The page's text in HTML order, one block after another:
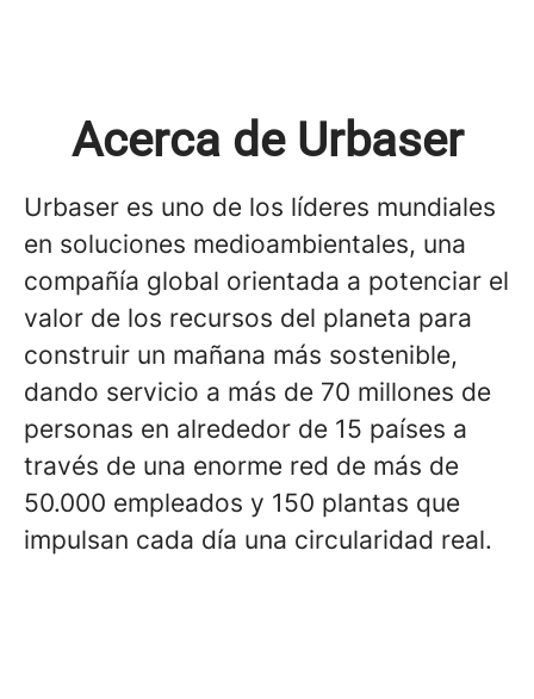
Acerca de Urbaser
Urbaser es uno de los líderes mundiales
en soluciones medioambientales, una
compañía global orientada a potenciar el
valor de los recursos del planeta para
construir un mañana más sostenible,
dando servicio a más de 70 millones de
personas en alrededor de 15 países a
través de una enorme red de más de
50.000 empleados y 150 plantas que
impulsan cada día una circularidad real.